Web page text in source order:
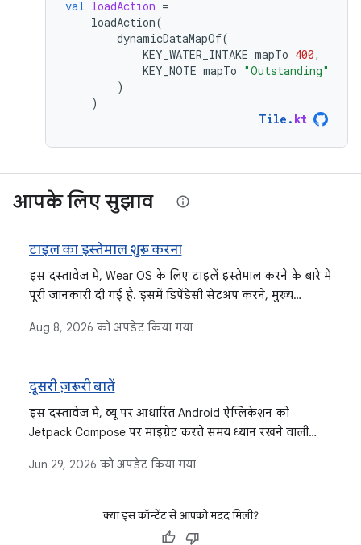
val loadAction =
loadAction(
dynamicDataMapOf(
KEY_WATER_INTAKE mapTo 400,
KEY_NOTE mapTo "Outstanding"
)
)
Tile . kt
आपके लिए सुझाव
टाइल का इस्तेमाल शुरू करना
इस दस्तावेज़ में, Wear OS के लिए टाइलें इस्तेमाल करने के बारे में
पूरी जानकारी दी गई है. इसमें डिपेंडेंसी सेटअप करने, मुख्य
मैनेजमेंट के बारे में बताया गया है.
Aug 8, 2026 को अपडेट किया गया
दूसरी ज़रूरी बातें
इस दस्तावेज़ में, व्यू पर आधारित Android ऐप्लिकेशन को
Jetpack Compose पर माइग्रेट करते समय ध्यान रखने वाली
आर्किटेक्चर, शेयर किया गया यूज़र इंटरफ़ेस (यूआई), और स्टेट
Jun 29, 2026 को अपडेट किया गया
क्या इस कॉन्टेंट से आपको मदद मिली?